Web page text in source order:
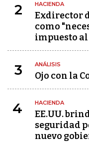
2 HACIENDA
Exdirector
como
impuesto
3 ANÁLISIS
Ojo con la
4 HACIENDA
EE.UU.
seguridad
nuevo